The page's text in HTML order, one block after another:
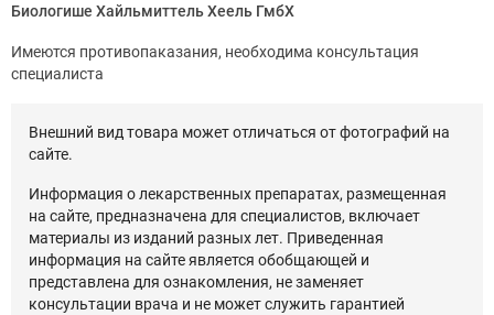
Биологише Хайльмиттель Хеель ГмбХ
Имеются противопаказания, необходима консультация
специалиста
Внешний вид товара может отличаться от фотографий на
сайте.
Информация о лекарственных препаратах, размещенная
на сайте, предназначена для специалистов, включает
материалы из изданий разных лет. Приведенная
информация на сайте является обобщающей и
представлена для ознакомления, не заменяет
консультации врача и не может служить гарантией